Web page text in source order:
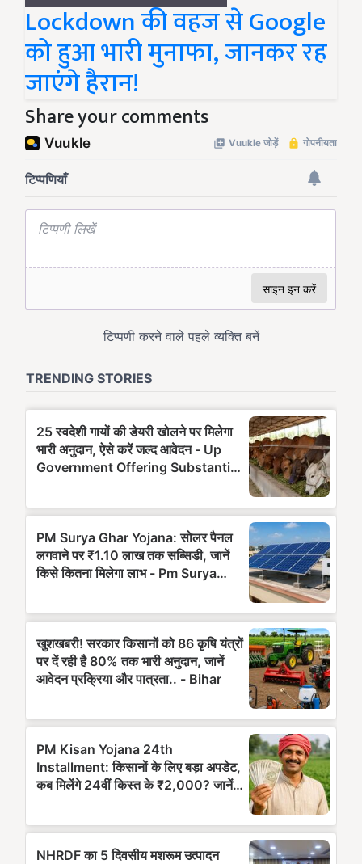
Lockdown की वहज से Google
को हुआ भारी मुनाफा, जानकर रह
जाएंगे हैरान!
Share your comments